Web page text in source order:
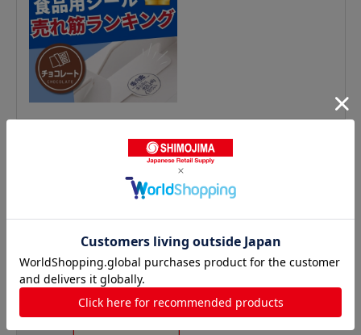
精肉シールの人気商品との比較